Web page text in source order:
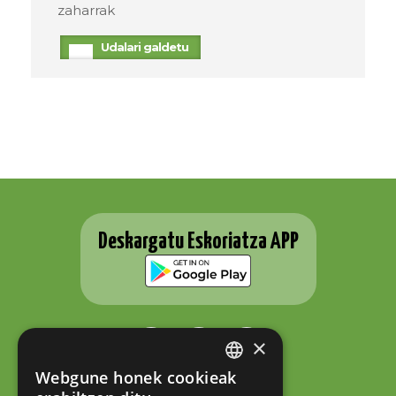
zaharrak
Udalari galdetu
Deskargatu Eskoriatza APP
BASQUE
×
Webgune honek cookieak